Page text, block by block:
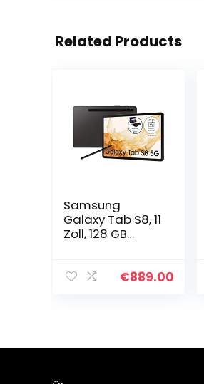
Related Products
Samsung
Galaxy Tab S8, 11
Zoll, 128 GB
RAM, 5G, Android
€889.00